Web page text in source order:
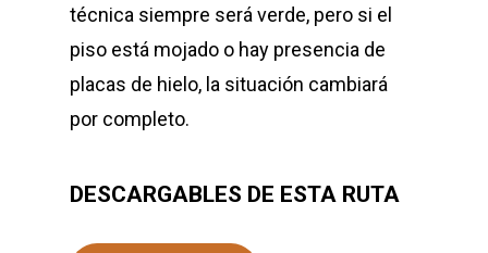
técnica siempre será verde, pero si el
piso está mojado o hay presencia de
placas de hielo, la situación cambiará
por completo.
DESCARGABLES DE ESTA RUTA